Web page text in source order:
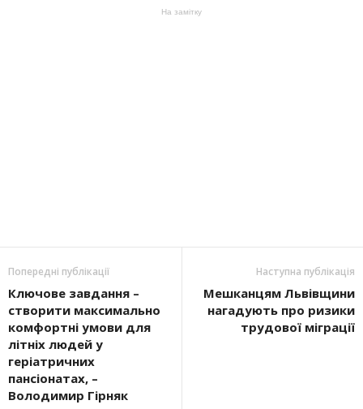
На замітку
Попередні публікації
Ключове завдання –
створити максимально
комфортні умови для
літніх людей у
геріатричних
пансіонатах, –
Володимир Гірняк
Наступна публікація
Мешканцям Львівщини
нагадують про ризики
трудової міграції